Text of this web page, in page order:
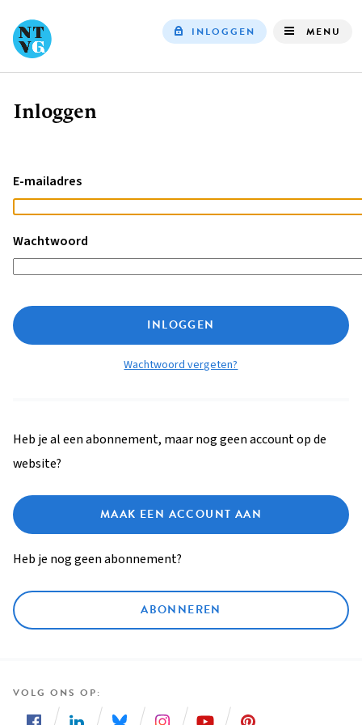
INLOGGEN MENU
Kruimelpad
Inloggen
E-mailadres
Wachtwoord
INLOGGEN
Wachtwoord vergeten?
Heb je al een abonnement, maar nog geen account op de
website?
MAAK EEN ACCOUNT AAN
Heb je nog geen abonnement?
ABONNEREN
VOLG ONS OP